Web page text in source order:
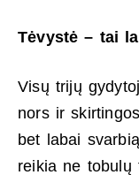
Tėvystė – tai
Visų trijų
nors ir
bet labai
reikia ne tobulų